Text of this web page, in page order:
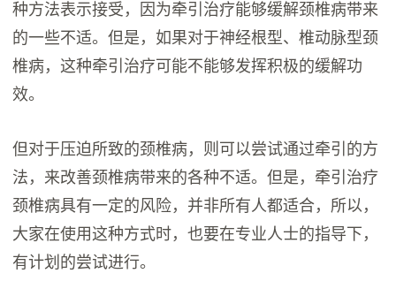
种方法表示接受，因为牵引治疗能够缓解颈椎病带来
的一些不适。但是，如果对于神经根型、椎动脉型颈
椎病，这种牵引治疗可能不能够发挥积极的缓解功
效。
但对于压迫所致的颈椎病，则可以尝试通过牵引的方
法，来改善颈椎病带来的各种不适。但是，牵引治疗
颈椎病具有一定的风险，并非所有人都适合，所以，
大家在使用这种方式时，也要在专业人士的指导下，
有计划的尝试进行。